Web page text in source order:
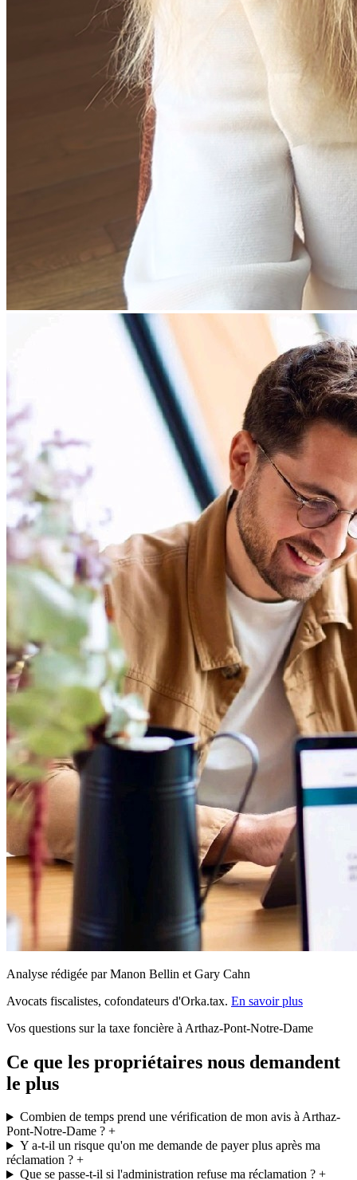
Analyse rédigée par Manon Bellin et Gary Cahn
Avocats fiscalistes, cofondateurs d'Orka.tax. En savoir plus
Vos questions sur la taxe foncière à Arthaz-Pont-Notre-Dame
Ce que les propriétaires nous demandent
le plus
Combien de temps prend une vérification de mon avis à Arthaz-
Pont-Notre-Dame ? +
Y a-t-il un risque qu'on me demande de payer plus après ma
réclamation ? +
Que se passe-t-il si l'administration refuse ma réclamation ?+